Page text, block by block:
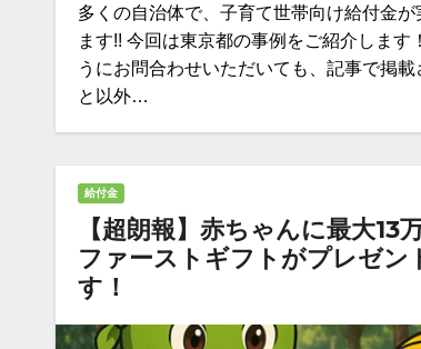
多くの自治体で、子育て世帯向け給付金が
ます!! 今回は東京都の事例をご紹介します
うにお問合わせいただいても、記事で掲載
と以外…
給付金
【超朗報】赤ちゃんに最大13
ファーストギフトがプレゼン
す！